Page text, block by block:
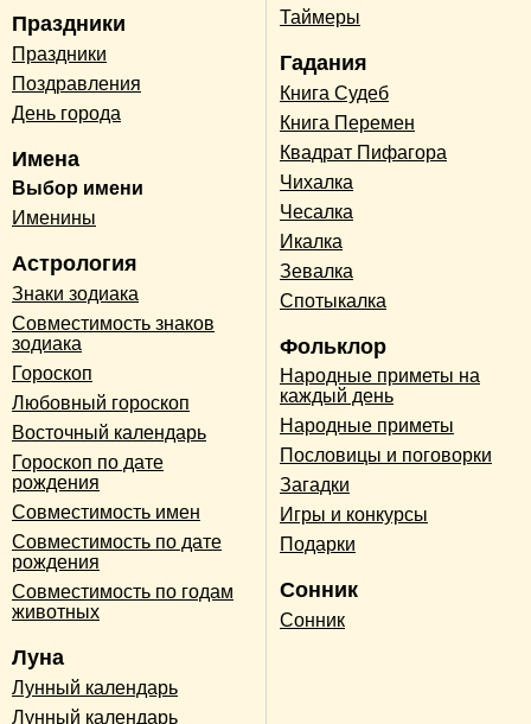
Праздники
Праздники
Поздравления
День города
Имена
Выбор имени
Именины
Астрология
Знаки зодиака
Совместимость знаков
зодиака
Гороскоп
Любовный гороскоп
Восточный календарь
Гороскоп по дате
рождения
Совместимость имен
Совместимость по дате
рождения
Совместимость по годам
животных
Луна
Лунный календарь
Лунный календарь
Таймеры
Гадания
Книга Судеб
Книга Перемен
Квадрат Пифагора
Чихалка
Чесалка
Икалка
Зевалка
Спотыкалка
Фольклор
Народные приметы на
каждый день
Народные приметы
Пословицы и поговорки
Загадки
Игры и конкурсы
Подарки
Сонник
Сонник